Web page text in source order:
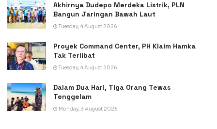
Akhirnya Dudepo Merdeka Listrik, PLN
Bangun Jaringan Bawah Laut
Tuesday, 4 August 2026
Proyek Command Center, PH Klaim Hamka
Tak Terlibat
Tuesday, 4 August 2026
Dalam Dua Hari, Tiga Orang Tewas
Tenggelam
Monday, 3 August 2026